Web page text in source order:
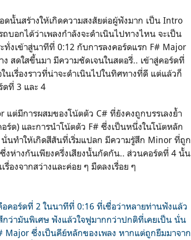
ดนั้นสร้างให้เกิดความสงสัยต่อผู้ฟังมาก เป็น Intro
อกได้ว่าเพลงกำลังจะดำเนินไปทางไหน จะเป็น
ทั่งเข้าสู่นาทีที่ 0:12 กับการลงคอร์ดแรก F# Major
สดใสขึ้นมา มีความชัดเจนในสตอรี่.. เข้าสู่คอร์ดที่
เรื่องราวที่น่าจะดำเนินไปในทิศทางที่ดี แต่แล้วก็
ดที่ 3 และ 4
แต่มีการผสมของโน้ตตัว C# ที่ยังคงถูกบรรเลงย้ำ
ร์ด) และการนำโน้ตตัว F# ซึ่งเป็นหนึ่งในโน้ตหลัก
นทำให้เกิดสีสันที่เริ่มแปลก มีความรู้สึก Minor ที่ถูก
งห่างกันเพียงครึ่งเสียงนั้นกัดกัน.. ส่วนคอร์ดที่ 4 นั้น
องจากสว่างและค่อย ๆ มืดลงเรื่อย ๆ
คอร์ดที่ 2 ในนาทีที่ 0:16 ที่เชื่อว่าหลายท่านฟังแล้ว
กว่ามันพิเศษ ฟังแล้วใจฟูมากกว่าปกติที่เคยเป็น นั่น
Major ซึ่งเป็นคีย์หลักของเพลง หากแต่ถูกยืมมาจาก